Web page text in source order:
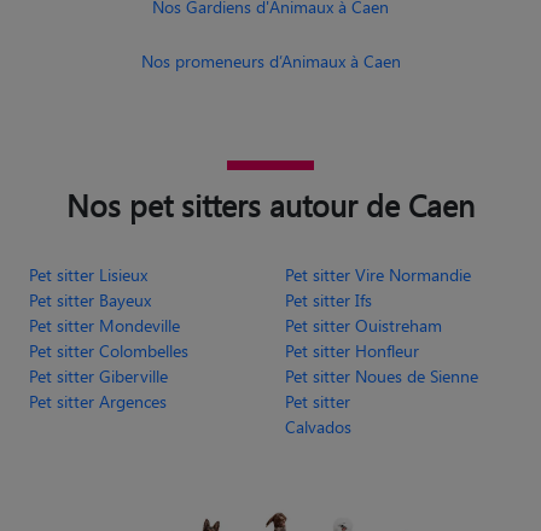
Nos Gardiens d'Animaux à Caen
Nos promeneurs d’Animaux à Caen
Nos pet sitters autour de Caen
Pet sitter Lisieux
Pet sitter Vire Normandie
Pet sitter Bayeux
Pet sitter Ifs
Pet sitter Mondeville
Pet sitter Ouistreham
Pet sitter Colombelles
Pet sitter Honfleur
Pet sitter Giberville
Pet sitter Noues de Sienne
Pet sitter Argences
Pet sitter
Calvados